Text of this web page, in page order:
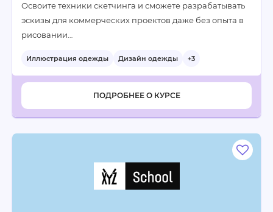
Освоите техники скетчинга и сможете разрабатывать
эскизы для коммерческих проектов даже без опыта в
рисовании…
Иллюстрация одежды Дизайн одежды +3
ПОДРОБНЕЕ О КУРСЕ